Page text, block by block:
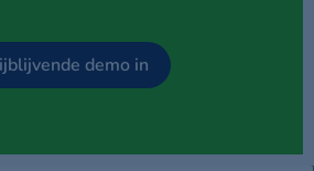
demo in
niet gepubliceerd. Vereiste velden